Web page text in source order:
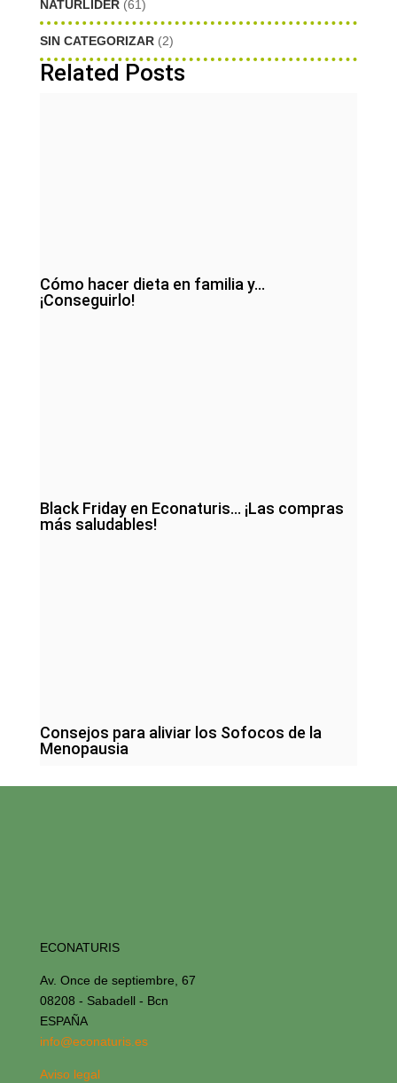
NATURLIDER (61)
SIN CATEGORIZAR (2)
Related Posts
Cómo hacer dieta en familia y…
¡Conseguirlo!
Black Friday en Econaturis… ¡Las compras
más saludables!
Consejos para aliviar los Sofocos de la
Menopausia
ECONATURIS
Av. Once de septiembre, 67
08208 - Sabadell - Bcn
ESPAÑA
info@econaturis.es
Aviso legal